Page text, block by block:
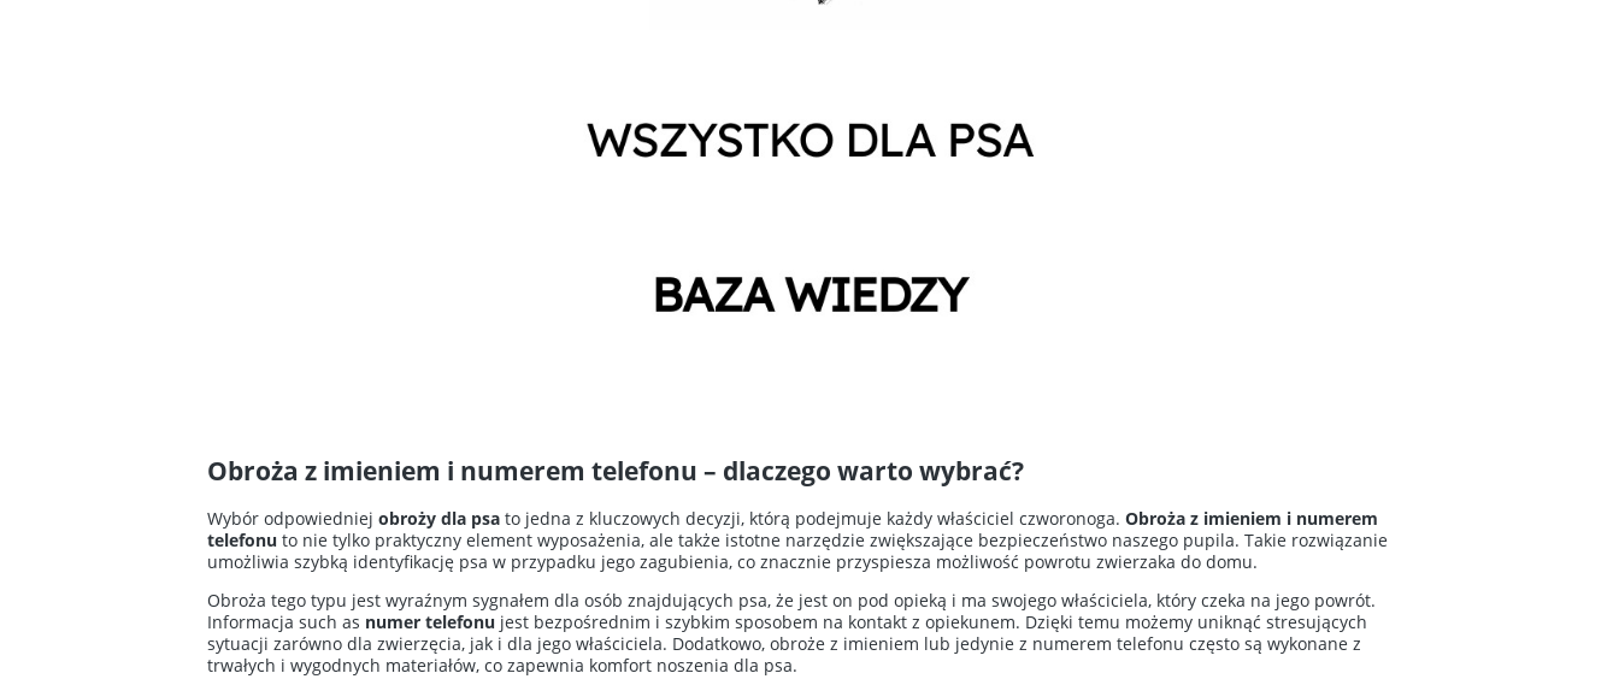
Obroża z imieniem i numerem telefonu – dlaczego warto wybrać?
Wybór odpowiedniej obroży dla psa to jedna z kluczowych decyzji, którą podejmuje każdy właściciel czworonoga. Obroża z imieniem i numerem
telefonu to nie tylko praktyczny element wyposażenia, ale także istotne narzędzie zwiększające bezpieczeństwo naszego pupila. Takie rozwiązanie
umożliwia szybką identyfikację psa w przypadku jego zagubienia, co znacznie przyspiesza możliwość powrotu zwierzaka do domu.
Obroża tego typu jest wyraźnym sygnałem dla osób znajdujących psa, że jest on pod opieką i ma swojego właściciela, który czeka na jego powrót.
Informacja such as numer telefonu jest bezpośrednim i szybkim sposobem na kontakt z opiekunem. Dzięki temu możemy uniknąć stresujących
sytuacji zarówno dla zwierzęcia, jak i dla jego właściciela. Dodatkowo, obroże z imieniem lub jedynie z numerem telefonu często są wykonane z
trwałych i wygodnych materiałów, co zapewnia komfort noszenia dla psa.